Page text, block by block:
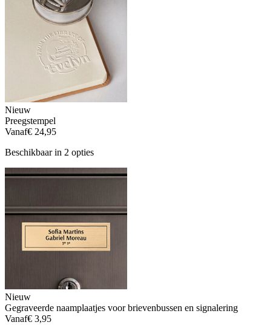
Nieuw
Preegstempel
Vanaf€ 24,95
Beschikbaar in 2 opties
Nieuw
Gegraveerde naamplaatjes voor brievenbussen en signalering
Vanaf€ 3,95